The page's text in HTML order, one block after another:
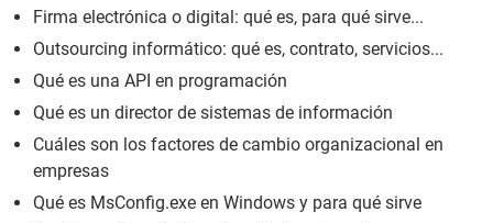
Firma electrónica o digital: qué es, para qué sirve...
Outsourcing informático: qué es, contrato, servicios...
Qué es una API en programación
Qué es un director de sistemas de información
Cuáles son los factores de cambio organizacional en
empresas
Qué es MsConfig.exe en Windows y para qué sirve